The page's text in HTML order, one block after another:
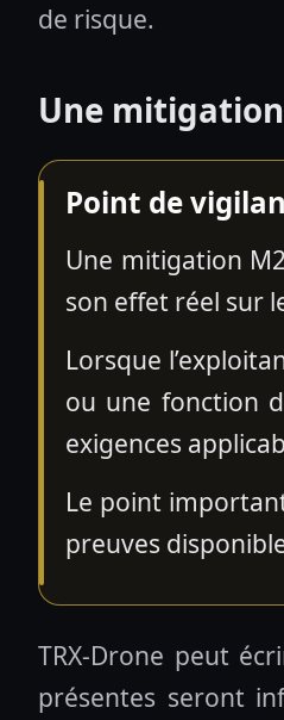
de risque.
Une
Point de
Une mitigation
son effet réel sur
Lorsque
ou une fonction
exigences
Le point
preuves
TRX-Drone peut
présentes seront